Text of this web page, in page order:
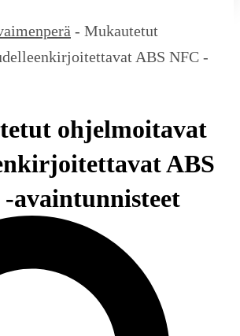
- Mukautetut
ABS NFC -
ohjelmoitavat
ABS
avaintunnisteet